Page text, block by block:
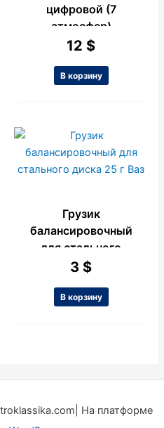
цифровой (7
атмосфер)
12 $
В корзину
Грузик
балансировочный
для стального
диска 25 г Ваз
3 $
В корзину
На платформе